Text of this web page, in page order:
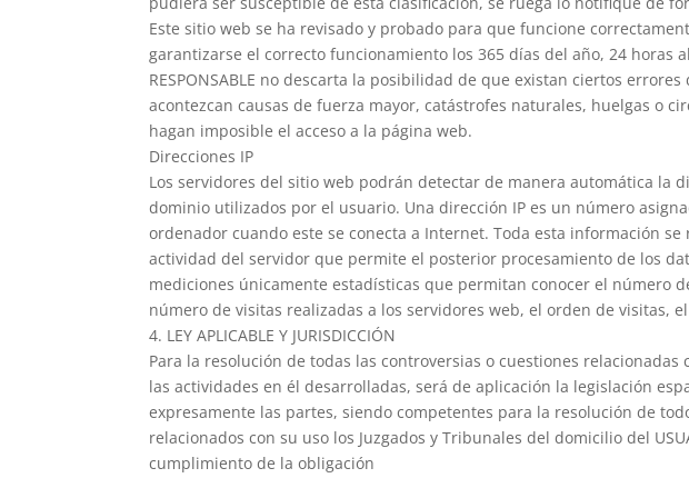
Este sitio web se ha revisado y probado para que funcione
garantizarse el correcto funcionamiento los 365 días del año, 24 horas
RESPONSABLE no descarta la posibilidad de que existan ciertos
acontezcan causas de fuerza mayor, catástrofes naturales, huelgas o
hagan imposible el acceso a la página web.
Direcciones IP
Los servidores del sitio web podrán detectar de manera automática la
dominio utilizados por el usuario. Una dirección IP es un número
ordenador cuando este se conecta a Internet. Toda esta información
actividad del servidor que permite el posterior procesamiento de los
mediciones únicamente estadísticas que permitan conocer el número
número de visitas realizadas a los servidores web, el orden de visitas,
4. LEY APLICABLE Y JURISDICCIÓN
Para la resolución de todas las controversias o cuestiones relacionadas
las actividades en él desarrolladas, será de aplicación la legislación
expresamente las partes, siendo competentes para la resolución de
relacionados con su uso los Juzgados y Tribunales del domicilio del
cumplimiento de la obligación